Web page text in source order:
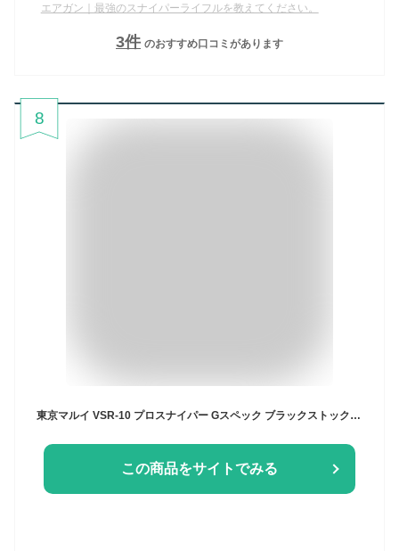
エアガン｜最強のスナイパーライフルを教えてください。
3件 のおすすめ口コミがあります
8
この商品をサイトでみる